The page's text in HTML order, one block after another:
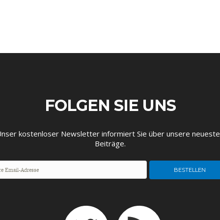
FOLGEN SIE UNS
kostenloser Newsletter informiert Sie über unsere
Beiträge.